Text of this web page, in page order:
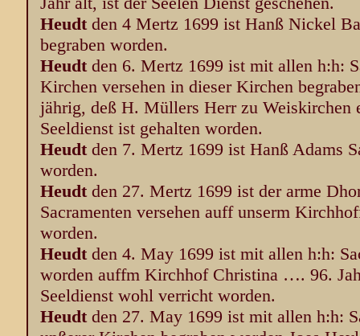
Heudt den 4 Mertz 1699 ist Hanß Nickel
begraben worden.
Heudt den 6. Mertz 1699 ist mit allen h:h:
Kirchen versehen in dieser Kirchen
jährig, deß H. Müllers Herr zu Weiskirchen
Seeldienst ist gehalten worden.
Heudt den 7. Mertz 1699 ist Hanß Adams
worden.
Heudt den 27. Mertz 1699 ist der arme
Sacramenten versehen auff unserm
worden.
Heudt den 4. May 1699 ist mit allen h:h:
worden auffm Kirchhof Christina …. 96.
Seeldienst wohl verricht worden.
Heudt den 27. May 1699 ist mit allen h:h: